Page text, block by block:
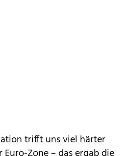
trifft uns viel härter